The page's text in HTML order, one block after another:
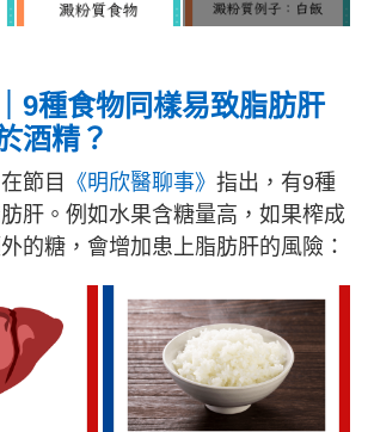
9種食物同樣易致脂肪肝
酒精？
節目 《明欣醫聊事》 指出，有9種
肝。例如水果含糖量高，如果榨成
的糖，會增加患上脂肪肝的風險：